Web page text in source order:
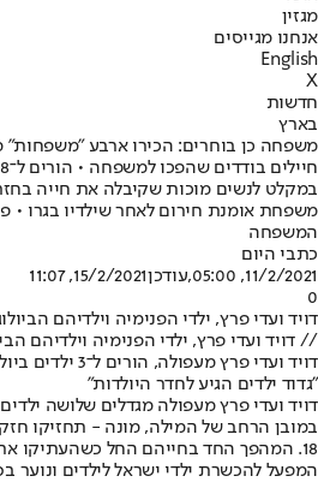
מגזין
אנחנו מגייסים
English
X
חדשות
בארץ
משפחה כן בוחרים: הכירו ארבע
במקלט לנשים מוכות שקיבלה את חייה
משפחת אומנת חירום לאחר שילדיו בגרו •
המשפחה
כתבי היום
11/2/2021, 05:00
,עודכן15/2/2021, 11:07
0
דויד ועדי פרץ, ילדי הפנימיה וילדיהם
// דויד ועדי פרץ, ילדי הפנימיה וילדיהם
דויד ועדי פרץ מעפולה, הורים ל־3 ילדים ביולוגיים - ועוד 15 ילדי פנימיה
"גדוד ילדים הגיע לחדר היולדות"
דויד ועדי פרץ מעפולה מגדלים שלושה
18. המהפך החד בחייהם החל כשהעתיקו
המפעל להכשרת ילדי ישראל לילדים ונוער